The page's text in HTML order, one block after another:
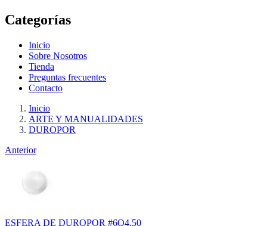
Categorías
Inicio
Sobre Nosotros
Tienda
Preguntas frecuentes
Contacto
Inicio
ARTE Y MANUALIDADES
DUROPOR
Anterior
ESFERA DE DUROPOR #6Q4.50